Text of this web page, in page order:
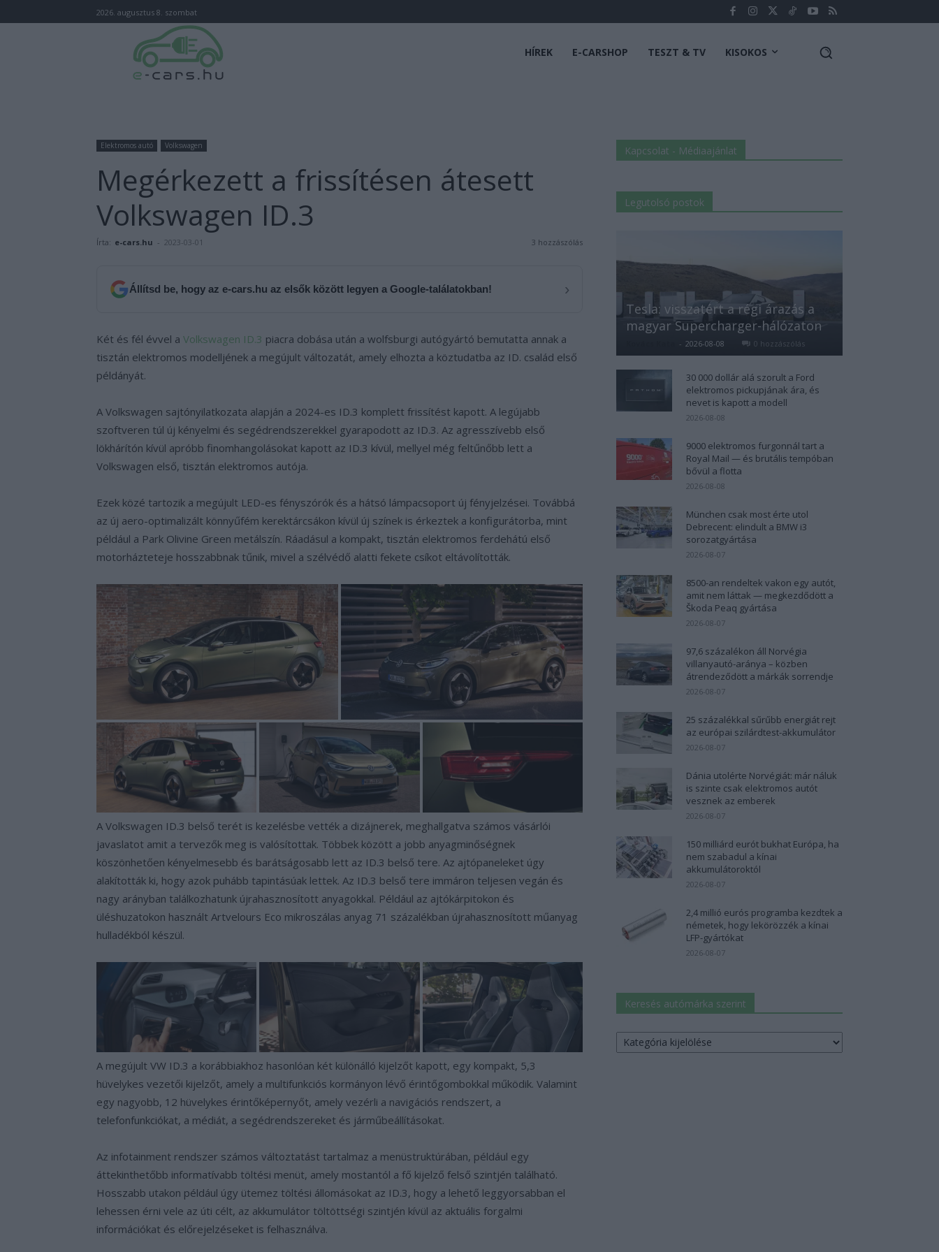
2026. augusztus 8. szombat
HÍREK E-CARSHOP TESZT & TV KISOKOS
Elektromos autó Volkswagen
Megérkezett a frissítésen átesett
Volkswagen ID.3
Írta: e-cars.hu - 2023-03-01 3 hozzászólás
Állítsd be, hogy az e-cars.hu az elsők között legyen a Google-találatokban! ›
Két és fél évvel a Volkswagen ID.3 piacra dobása után a wolfsburgi autógyártó bemutatta annak a
tisztán elektromos modelljének a megújult változatát, amely elhozta a köztudatba az ID. család első
példányát.
A Volkswagen sajtónyilatkozata alapján a 2024-es ID.3 komplett frissítést kapott. A legújabb
szoftveren túl új kényelmi és segédrendszerekkel gyarapodott az ID.3. Az agresszívebb első
lökhárítón kívül apróbb finomhangolásokat kapott az ID.3 kívül, mellyel még feltűnőbb lett a
Volkswagen első, tisztán elektromos autója.
Ezek közé tartozik a megújult LED-es fényszórók és a hátsó lámpacsoport új fényjelzései. Továbbá
az új aero-optimalizált könnyűfém kerektárcsákon kívül új színek is érkeztek a konfigurátorba, mint
például a Park Olivine Green metálszín. Ráadásul a kompakt, tisztán elektromos ferdehátú első
motorházteteje hosszabbnak tűnik, mivel a szélvédő alatti fekete csíkot eltávolították.
A Volkswagen ID.3 belső terét is kezelésbe vették a dizájnerek, meghallgatva számos vásárlói
javaslatot amit a tervezők meg is valósítottak. Többek között a jobb anyagminőségnek
köszönhetően kényelmesebb és barátságosabb lett az ID.3 belső tere. Az ajtópaneleket úgy
alakították ki, hogy azok puhább tapintásúak lettek. Az ID.3 belső tere immáron teljesen vegán és
nagy arányban találkozhatunk újrahasznosított anyagokkal. Például az ajtókárpitokon és
üléshuzatokon használt Artvelours Eco mikroszálas anyag 71 százalékban újrahasznosított műanyag
hulladékból készül.
A megújult VW ID.3 a korábbiakhoz hasonlóan két különálló kijelzőt kapott, egy kompakt, 5,3
hüvelykes vezetői kijelzőt, amely a multifunkciós kormányon lévő érintőgombokkal működik. Valamint
egy nagyobb, 12 hüvelykes érintőképernyőt, amely vezérli a navigációs rendszert, a
telefonfunkciókat, a médiát, a segédrendszereket és járműbeállításokat.
Az infotainment rendszer számos változtatást tartalmaz a menüstruktúrában, például egy
áttekinthetőbb informatívabb töltési menüt, amely mostantól a fő kijelző felső szintjén található.
Hosszabb utakon például úgy ütemez töltési állomásokat az ID.3, hogy a lehető leggyorsabban el
lehessen érni vele az úti célt, az akkumulátor töltöttségi szintjén kívül az aktuális forgalmi
információkat és előrejelzéseket is felhasználva.
Kapcsolat - Médiaajánlat
Legutolsó postok
Tesla: visszatért a régi árazás a
magyar Supercharger-hálózaton
- 2026-08-08 0 hozzászólás
30 000 dollár alá szorult a Ford
elektromos pickupjának ára, és
nevet is kapott a modell
2026-08-08
9000 elektromos furgonnál tart a
Royal Mail — és brutális tempóban
bővül a flotta
2026-08-08
München csak most érte utol
Debrecent: elindult a BMW i3
sorozatgyártása
2026-08-07
8500-an rendeltek vakon egy autót,
amit nem láttak — megkezdődött a
Škoda Peaq gyártása
2026-08-07
97,6 százalékon áll Norvégia
villanyautó-aránya – közben
átrendeződött a márkák sorrendje
2026-08-07
25 százalékkal sűrűbb energiát rejt
az európai szilárdtest-akkumulátor
2026-08-07
Dánia utolérte Norvégiát: már náluk
is szinte csak elektromos autót
vesznek az emberek
2026-08-07
150 milliárd eurót bukhat Európa, ha
nem szabadul a kínai
akkumulátoroktól
2026-08-07
2,4 millió eurós programba kezdtek a
németek, hogy lekörözzék a kínai
LFP-gyártókat
2026-08-07
Keresés autómárka szerint
Keresés
autómárka